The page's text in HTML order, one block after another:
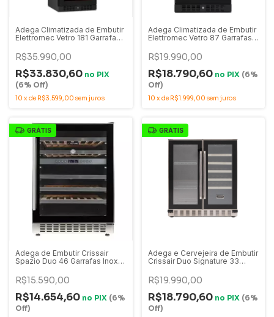
Adega Climatizada de Embutir
Elettromec Vetro 181 Garrafas
2VPB
R$35.990,00
R$33.830,60 no PIX
(6% Off)
10 x de R$3.599,00 sem juros
Adega Climatizada de Embutir
Elettromec Vetro 87 Garrafas
2VPA
R$19.990,00
R$18.790,60 no PIX (6%
Off)
10 x de R$1.999,00 sem juros
GRÁTIS
Adega de Embutir Crissair
Spazio Duo 46 Garrafas Inox
R$15.590,00
R$14.654,60 no PIX (6%
Off)
GRÁTIS
Adega e Cervejeira de Embutir
Crissair Duo Signature 33
- ADG 20i MAXI
R$19.990,00
R$18.790,60 no PIX (6%
Off)